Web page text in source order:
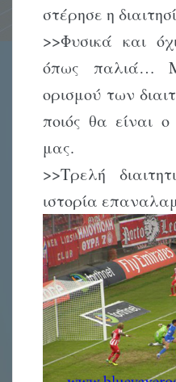
στέρησε η
>>Φυσικά και
όπως παλιά…
ορισμού των
ποιός θα είναι
μας.
>>Τρελή
ιστορία